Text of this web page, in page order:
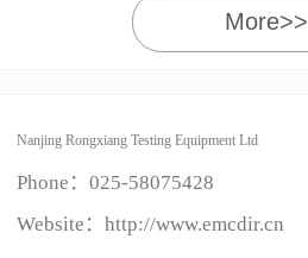
More>>
Nanjing Rongxiang Testing Equipment Ltd
Phone： 025-58075428
Website：http://www.emcdir.cn